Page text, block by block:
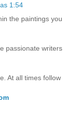
1:54
the paintings you
passionate writers
At all times follow